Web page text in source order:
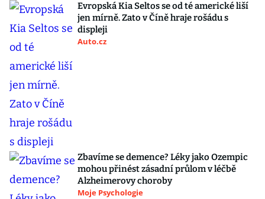
Evropská Kia Seltos se od té americké liší
jen mírně. Zato v Číně hraje rošádu s
displeji
Auto.cz
Zbavíme se demence? Léky jako Ozempic
mohou přinést zásadní průlom v léčbě
Alzheimerovy choroby
Moje Psychologie